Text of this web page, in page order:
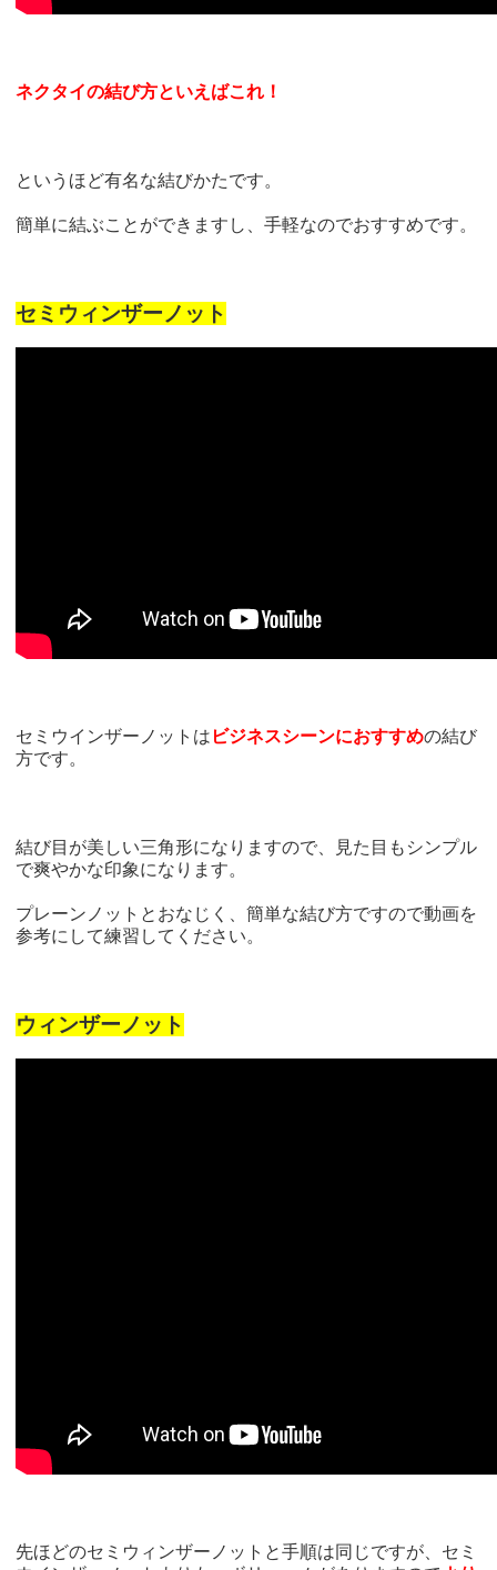
ネクタイの結び方といえばこれ！
というほど有名な結びかたです。
簡単に結ぶことができますし、手軽なのでおすすめです。
セミウィンザーノット
セミウインザーノットは ビジネスシーンにおすすめの結び
方です。
結び目が美しい三角形になりますので、見た目もシンプル
で爽やかな印象になります。
プレーンノットとおなじく、簡単な結び方ですので動画を
参考にして練習してください。
ウィンザーノット
先ほどのセミウィンザーノットと手順は同じですが、セミ